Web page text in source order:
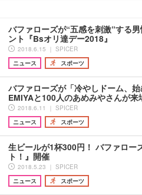
バファローズが“五感を刺激”する
ント『Bsオリ達デー2018』
2018.6.15 ｜ SPICER
ニュース
スポーツ
バファローズが「冷やしドーム、
EMIYAと100人のあめみやさんが来
2018.6.11 ｜ SPICER
ニュース
スポーツ
生ビールが1杯300円！ バファロー
ト！』開催
2018.5.23 ｜ SPICER
ニュース
スポーツ